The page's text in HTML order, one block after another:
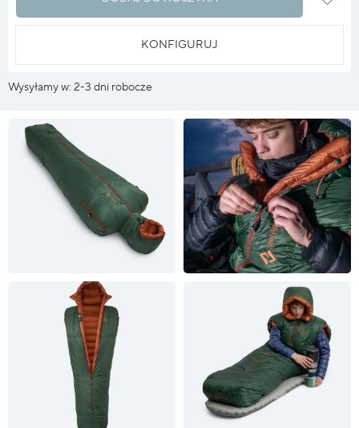
KONFIGURUJ
Wysyłamy w: 2-3 dni robocze